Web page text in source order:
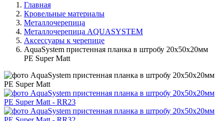
Главная
Кровельные материалы
Металлочерепица
Металлочерепица AQUASYSTEM
Аксессуары к черепице
AquaSystem пристенная планка в штробу 20х50х20мм
PE Super Matt